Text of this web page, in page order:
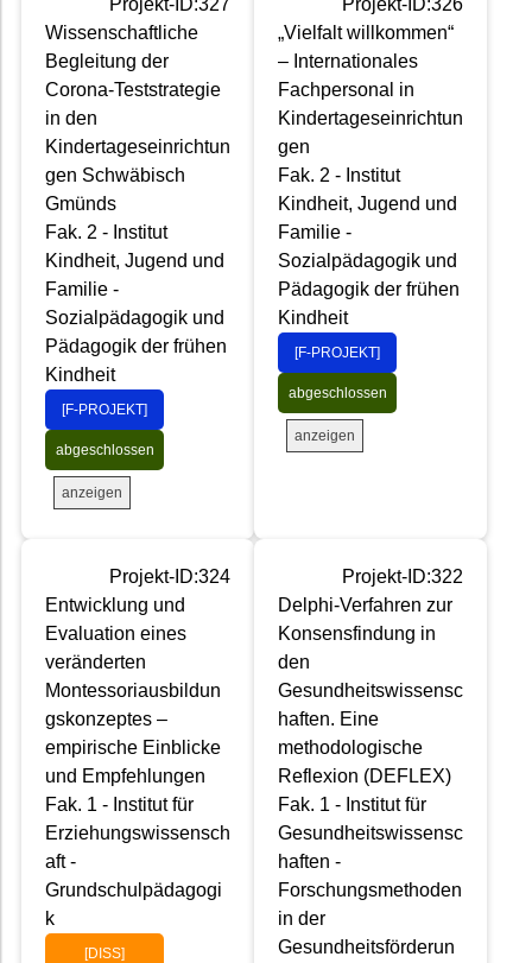
Wissenschaftliche
Begleitung der
Corona-Teststrategie
in den
Kindertageseinrichtun
gen Schwäbisch
Gmünds
Fak. 2 - Institut
Kindheit, Jugend und
Familie -
Sozialpädagogik und
Pädagogik der frühen
Kindheit
[F-PROJEKT]
abgeschlossen
anzeigen
„Vielfalt willkommen“
– Internationales
Fachpersonal in
Kindertageseinrichtun
gen
Fak. 2 - Institut
Kindheit, Jugend und
Familie -
Sozialpädagogik und
Pädagogik der frühen
Kindheit
[F-PROJEKT]
abgeschlossen
anzeigen
Projekt-ID:324
Entwicklung und
Evaluation eines
veränderten
Montessoriausbildun
gskonzeptes –
empirische Einblicke
und Empfehlungen
Fak. 1 - Institut für
Erziehungswissensch
aft -
Grundschulpädagogi
k
[DISS]
Projekt-ID:322
Delphi-Verfahren zur
Konsensfindung in
den
Gesundheitswissensc
haften. Eine
methodologische
Reflexion (DEFLEX)
Fak. 1 - Institut für
Gesundheitswissensc
haften -
Forschungsmethoden
in der
Gesundheitsförderun